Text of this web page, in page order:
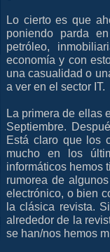
Lo cierto es que
poniendo parda
petróleo,
economía y con
una casualidad o
a ver en el sector IT.
La primera de ellas
Septiembre.
Está claro que los
mucho en los
informáticos hemos
rumorea de
electrónico, o bien
la clásica revista.
alrededor de la
se han/nos hemos